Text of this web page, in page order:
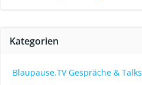
Kategorien
Blaupause.TV Gespräche & Talks